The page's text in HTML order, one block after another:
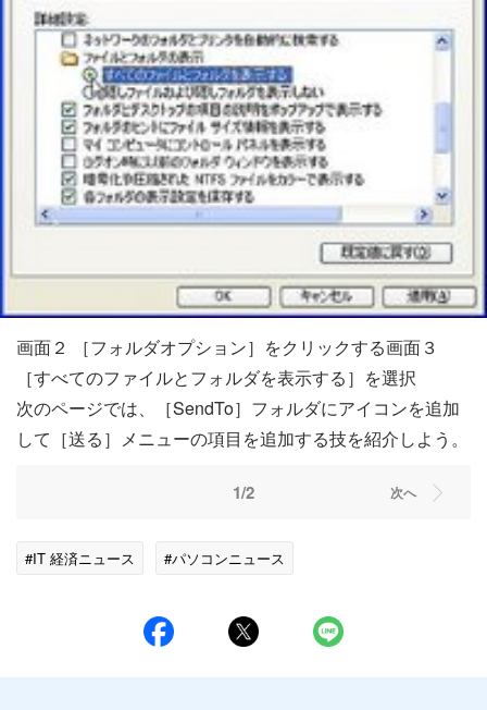
画面２ ［フォルダオプション］をクリックする画面３
［すべてのファイルとフォルダを表示する］を選択
次のページでは、［SendTo］フォルダにアイコンを追加
して［送る］メニューの項目を追加する技を紹介しよう。
1/2 次へ
#IT 経済ニュース #パソコンニュース